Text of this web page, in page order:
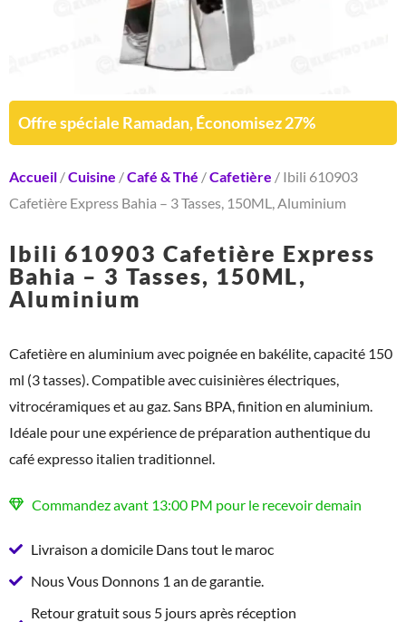
Offre spéciale Ramadan, Économisez 27%
Accueil /Cuisine /Café & Thé /Cafetière / Ibili 610903
Cafetière Express Bahia – 3 Tasses, 150ML, Aluminium
Ibili 610903 Cafetière Express
Bahia – 3 Tasses, 150ML,
Aluminium
Cafetière en aluminium avec poignée en bakélite, capacité 150
ml (3 tasses). Compatible avec cuisinières électriques,
vitrocéramiques et au gaz. Sans BPA, finition en aluminium.
Idéale pour une expérience de préparation authentique du
café expresso italien traditionnel.
Commandez avant 13:00 PM pour le recevoir demain
Livraison a domicile Dans tout le maroc
Nous Vous Donnons 1 an de garantie.
Retour gratuit sous 5 jours après réception